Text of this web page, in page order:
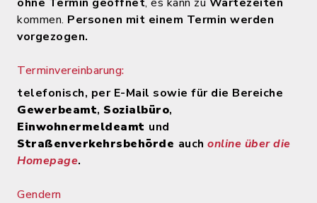
kommen. Personen mit einem Termin werden
vorgezogen.
Terminvereinbarung:
telefonisch, per E-Mail sowie für die Bereiche
Gewerbeamt, Sozialbüro,
Einwohnermeldeamt und
Straßenverkehrsbehörde auch online über die
Homepage.
Gendern